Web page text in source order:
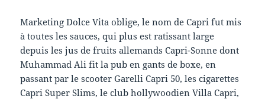
Marketing Dolce Vita oblige, le nom de Capri fut mis
à toutes les sauces, qui plus est ratissant large
depuis les jus de fruits allemands Capri-Sonne dont
Muhammad Ali fit la pub en gants de boxe, en
passant par le scooter Garelli Capri 50, les cigarettes
Capri Super Slims, le club hollywoodien Villa Capri,